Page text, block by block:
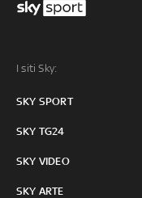
I siti Sky:
SKY SPORT
SKY TG24
SKY VIDEO
SKY ARTE